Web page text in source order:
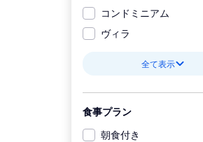
コンドミニアム
ヴィラ
全て表示
食事プラン
朝食付き